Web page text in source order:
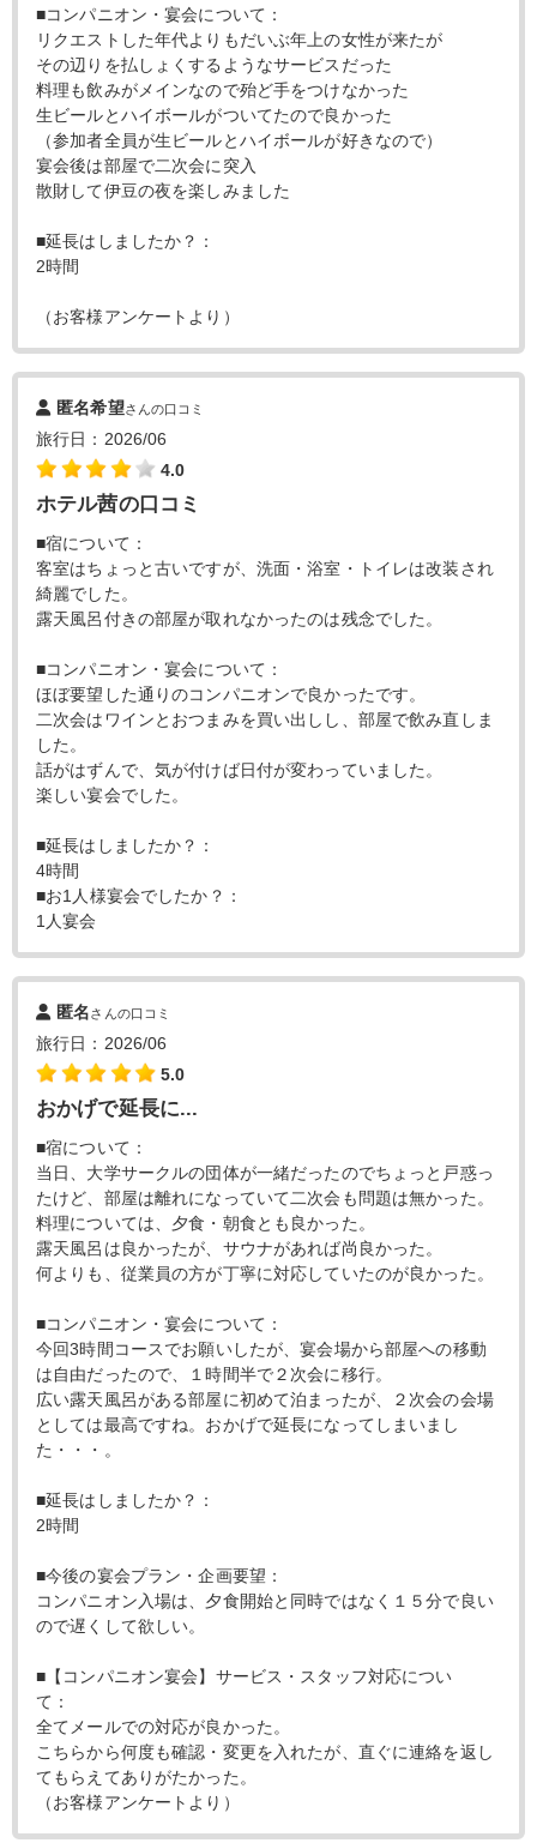
■コンパニオン・宴会について：
リクエストした年代よりもだいぶ年上の女性が来たが
その辺りを払しょくするようなサービスだった
料理も飲みがメインなので殆ど手をつけなかった
生ビールとハイボールがついてたので良かった
（参加者全員が生ビールとハイボールが好きなので）
宴会後は部屋で二次会に突入
散財して伊豆の夜を楽しみました
■延長はしましたか？：
2時間
（お客様アンケートより）
匿名希望さんの口コミ
旅行日：2026/06
4.0
ホテル茜の口コミ
■宿について：
客室はちょっと古いですが、洗面・浴室・トイレは改装され
綺麗でした。
露天風呂付きの部屋が取れなかったのは残念でした。
■コンパニオン・宴会について：
ほぼ要望した通りのコンパニオンで良かったです。
二次会はワインとおつまみを買い出しし、部屋で飲み直しま
した。
話がはずんで、気が付けば日付が変わっていました。
楽しい宴会でした。
■延長はしましたか？：
4時間
■お1人様宴会でしたか？：
1人宴会
匿名さんの口コミ
旅行日：2026/06
5.0
おかげで延長に...
■宿について：
当日、大学サークルの団体が一緒だったのでちょっと戸惑っ
たけど、部屋は離れになっていて二次会も問題は無かった。
料理については、夕食・朝食とも良かった。
露天風呂は良かったが、サウナがあれば尚良かった。
何よりも、従業員の方が丁寧に対応していたのが良かった。
■コンパニオン・宴会について：
今回3時間コースでお願いしたが、宴会場から部屋への移動
は自由だったので、１時間半で２次会に移行。
広い露天風呂がある部屋に初めて泊まったが、２次会の会場
としては最高ですね。おかげで延長になってしまいまし
た・・・。
■延長はしましたか？：
2時間
■今後の宴会プラン・企画要望：
コンパニオン入場は、夕食開始と同時ではなく１５分で良い
ので遅くして欲しい。
■【コンパニオン宴会】サービス・スタッフ対応につい
て：
全てメールでの対応が良かった。
こちらから何度も確認・変更を入れたが、直ぐに連絡を返し
てもらえてありがたかった。
（お客様アンケートより）